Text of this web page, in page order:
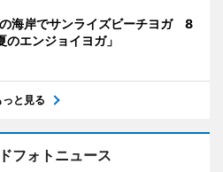
海岸でサンライズビーチヨガ 8
のエンジョイヨガ」
っと見る
フォトニュース